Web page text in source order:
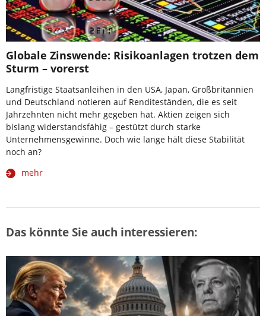
Globale Zinswende: Risikoanlagen trotzen dem
Sturm – vorerst
Langfristige Staatsanleihen in den USA, Japan, Großbritannien
und Deutschland notieren auf Renditeständen, die es seit
Jahrzehnten nicht mehr gegeben hat. Aktien zeigen sich
bislang widerstandsfähig – gestützt durch starke
Unternehmensgewinne. Doch wie lange hält diese Stabilität
noch an?
mehr
Das könnte Sie auch interessieren: